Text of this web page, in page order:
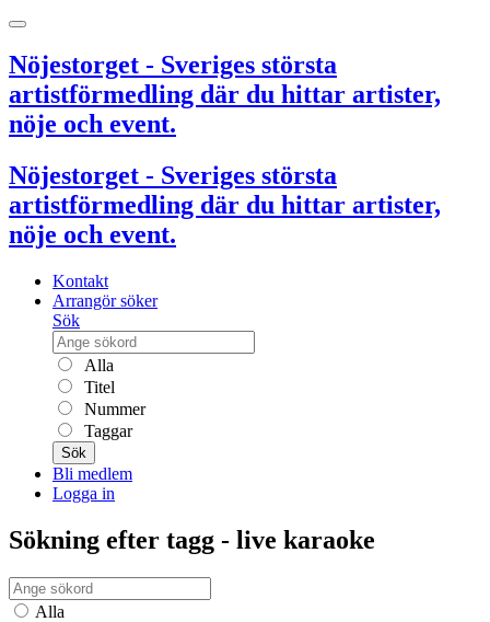
Nöjestorget - Sveriges största
artistförmedling där du hittar artister,
nöje och event.
Nöjestorget - Sveriges största
artistförmedling där du hittar artister,
nöje och event.
Kontakt
Arrangör söker
Sök
Alla
Titel
Nummer
Taggar
Sök
Bli medlem
Logga in
Sökning efter tagg - live karaoke
Alla